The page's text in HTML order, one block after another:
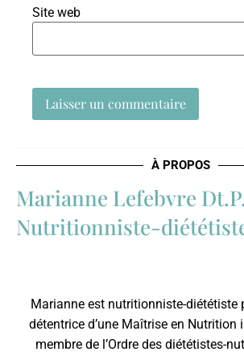
Site web
À PROPOS
Marianne Lefebvre
Nutritionniste-
Marianne est nutritionniste-diététiste
détentrice d’une Maîtrise en Nutrition
membre de l’Ordre des diététistes-